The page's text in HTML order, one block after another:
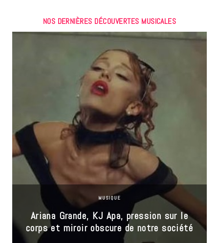
NOS DERNIÈRES DÉCOUVERTES MUSICALES
MUSIQUE
Ariana Grande, KJ Apa, pression sur le
corps et miroir obscure de notre société